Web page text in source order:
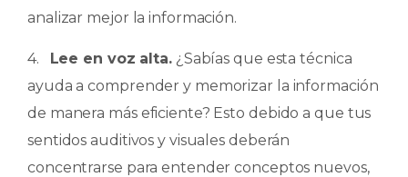
analizar mejor la información.
4. Lee en voz alta.¿Sabías que esta técnica
ayuda a comprender y memorizar la información
de manera más eficiente? Esto debido a que tus
sentidos auditivos y visuales deberán
concentrarse para entender conceptos nuevos,